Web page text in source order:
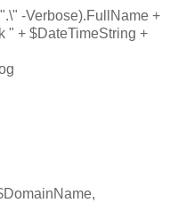
-Verbose).FullName +
" + $DateTimeString +